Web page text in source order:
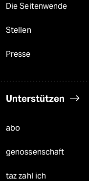
Die Seitenwende
Stellen
Presse
Unterstützen
abo
genossenschaft
taz zahl ich